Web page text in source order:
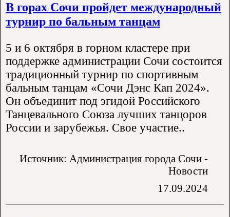
В горах Сочи пройдет международный
турнир по бальным танцам
5 и 6 октября в горном кластере при
поддержке администрации Сочи состоится
традиционный турнир по спортивным
бальным танцам «Сочи Дэнс Кап 2024».
Он объединит под эгидой Российского
Танцевального Союза лучших танцоров
России и зарубежья. Свое участие..
Источник: Администрация города Сочи -
Новости
17.09.2024